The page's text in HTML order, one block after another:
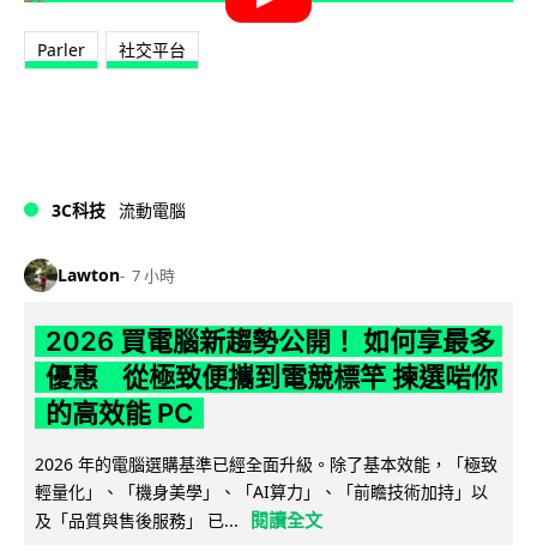
Parler 社交平台
3C科技 流動電腦
Lawton 7 小時
2026 買電腦新趨勢公開！ 如何享最多
優惠 從極致便攜到電競標竿 揀選啱你
的高效能 PC
2026 年的電腦選購基準已經全面升級。除了基本效能，「極致
輕量化」、「機身美學」、「AI算力」、「前瞻技術加持」以
及「品質與售後服務」 已...
閱讀全文